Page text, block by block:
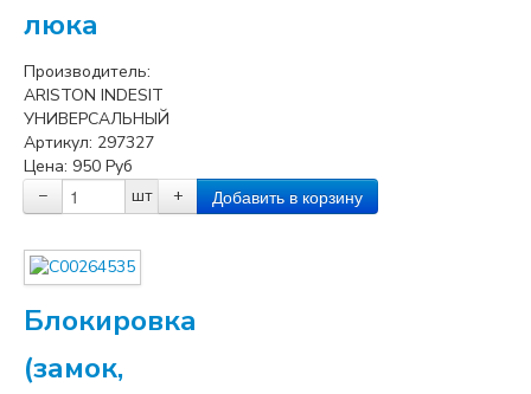
люка
Производитель:
ARISTON INDESIT
УНИВЕРСАЛЬНЫЙ
Артикул: 297327
Цена: 950 Руб
−
шт +
Блокировка
(замок,